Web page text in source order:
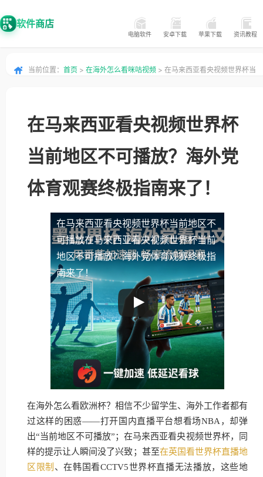
软件商店
电脑软件 安卓下载 苹果下载 资讯教程
当前位置： 首页 > 在海外怎么看咪咕视频 > 在马来西亚看央视频世界杯当
在马来西亚看央视频世界杯
当前地区不可播放？海外党
体育观赛终极指南来了！
在马来西亚看央视频世界杯当前地区不
可播放在马来西亚看央视频世界杯当前
地区不可播放？海外党体育观赛终极指
南来了！
在海外怎么看欧洲杯？相信不少留学生、海外工作者都有
过这样的困惑——打开国内直播平台想看场NBA，却弹
出“当前地区不可播放”；在马来西亚看央视频世界杯，同
样的提示让人瞬间没了兴致；甚至在英国看世界杯直播地
区限制 、在韩国看CCTV5世界杯直播无法播放，这些地